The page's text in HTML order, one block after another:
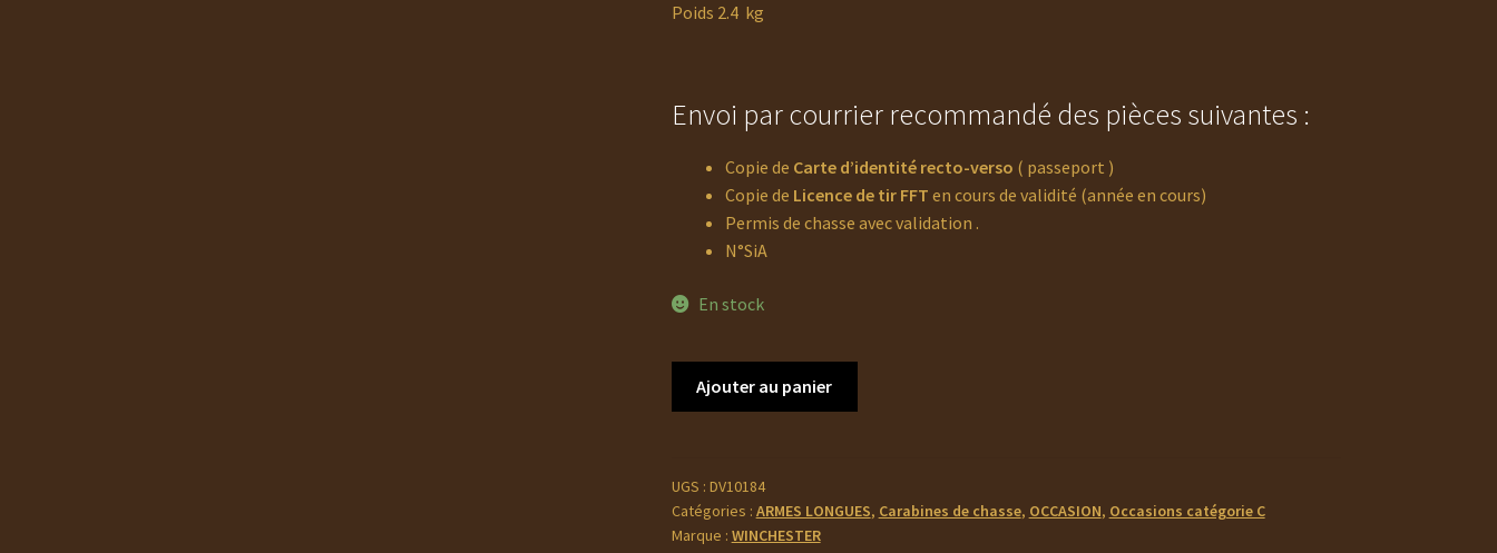
Poids 2.4 kg
Envoi par courrier recommandé des pièces suivantes :
Copie de Carte d’identité recto-verso ( passeport )
Copie de Licence de tir FFT en cours de validité (année en cours)
Permis de chasse avec validation .
N°SiA
En stock
Mod
94
commemo
Ajouter au panier
UGS : DV10184
Catégories : ARMES LONGUES, Carabines de chasse, OCCASION, Occasions catégorie C
Marque : WINCHESTER